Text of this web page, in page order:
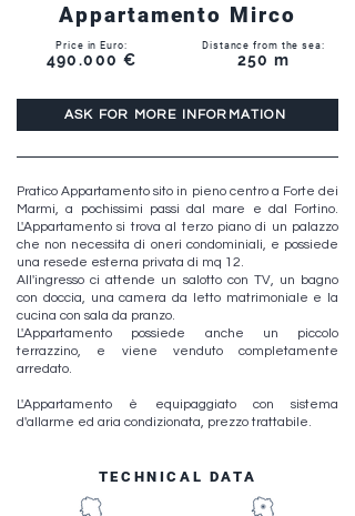
Appartamento Mirco
Price in Euro:
490.000 €
Distance from the sea:
250 m
ASK FOR MORE INFORMATION
Pratico Appartamento sito in pieno centro a Forte dei
Marmi, a pochissimi passi dal mare e dal Fortino.
L'Appartamento si trova al terzo piano di un palazzo
che non necessita di oneri condominiali, e possiede
una resede esterna privata di mq 12.
All'ingresso ci attende un salotto con TV, un bagno
con doccia, una camera da letto matrimoniale e la
cucina con sala da pranzo.
L'Appartamento possiede anche un piccolo
terrazzino, e viene venduto completamente
arredato.
L'Appartamento è equipaggiato con sistema
d'allarme ed aria condizionata, prezzo trattabile.
TECHNICAL DATA